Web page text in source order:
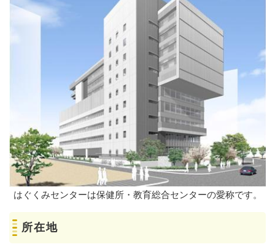
はぐくみセンターは保健所・教育総合センターの愛称です。
所在地